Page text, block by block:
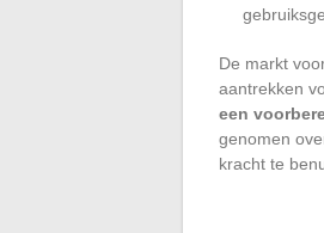
De markt
aantrekken
een
genomen
kracht te